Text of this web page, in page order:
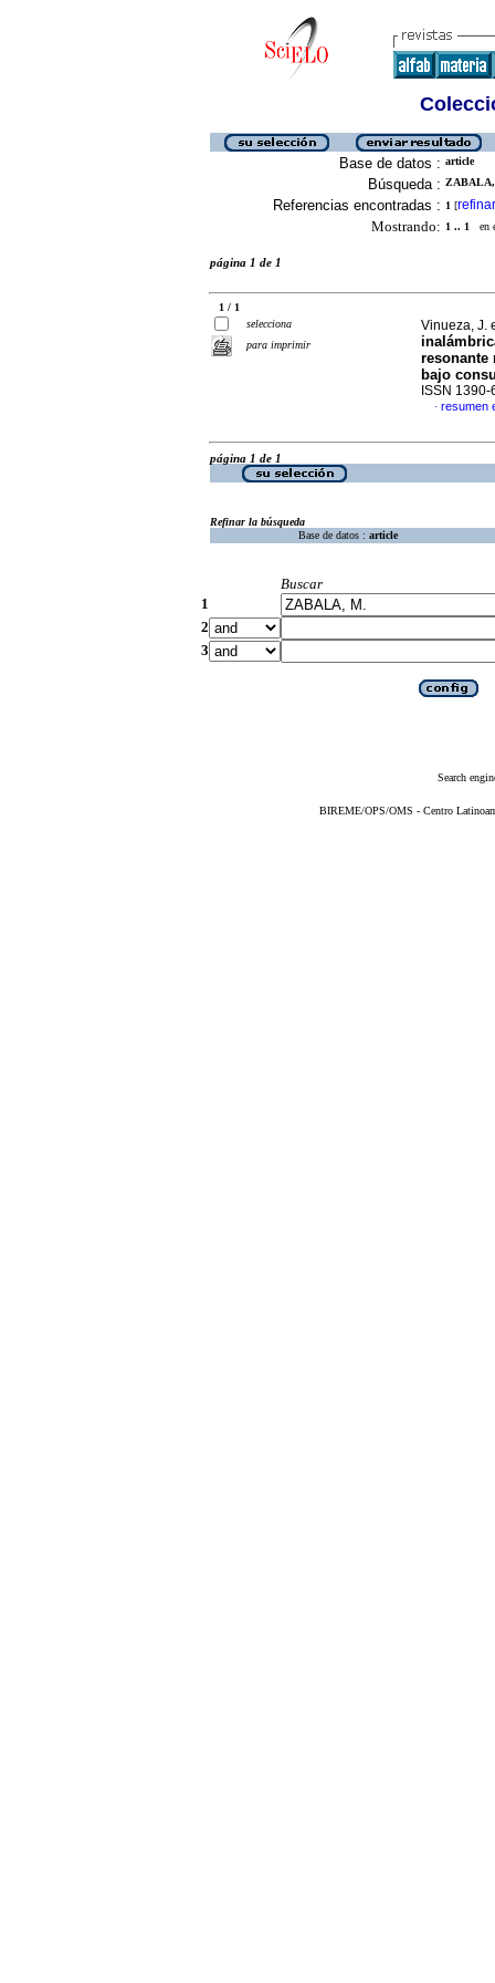
Base de datos : article
Búsqueda :
Referencias encontradas : 1 [refinar
Mostrando: 1 .. 1 en
página 1 de 1
1 / 1
selecciona
para imprimir
Vinueza, J.
resonante
bajo
ISSN 1390-
· resumen
página 1 de 1
Refinar la búsqueda
Base de datos : article
Buscar
1
2
3
Search
BIREME/OPS/OMS - Centro